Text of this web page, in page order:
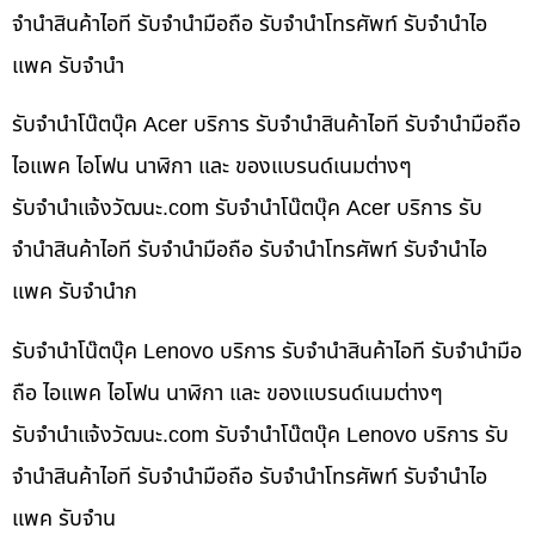
จำนำสินค้าไอที รับจำนำมือถือ รับจำนำโทรศัพท์ รับจำนำไอ
แพค รับจำนำ
รับจำนำโน๊ตบุ๊ค Acer บริการ รับจำนำสินค้าไอที รับจำนำมือถือ
ไอแพค ไอโฟน นาฬิกา และ ของแบรนด์เนมต่างๆ
รับจํานําแจ้งวัฒนะ.com รับจำนำโน๊ตบุ๊ค Acer บริการ รับ
จำนำสินค้าไอที รับจำนำมือถือ รับจำนำโทรศัพท์ รับจำนำไอ
แพค รับจำนำก
รับจำนำโน๊ตบุ๊ค Lenovo บริการ รับจำนำสินค้าไอที รับจำนำมือ
ถือ ไอแพค ไอโฟน นาฬิกา และ ของแบรนด์เนมต่างๆ
รับจํานําแจ้งวัฒนะ.com รับจำนำโน๊ตบุ๊ค Lenovo บริการ รับ
จำนำสินค้าไอที รับจำนำมือถือ รับจำนำโทรศัพท์ รับจำนำไอ
แพค รับจำน